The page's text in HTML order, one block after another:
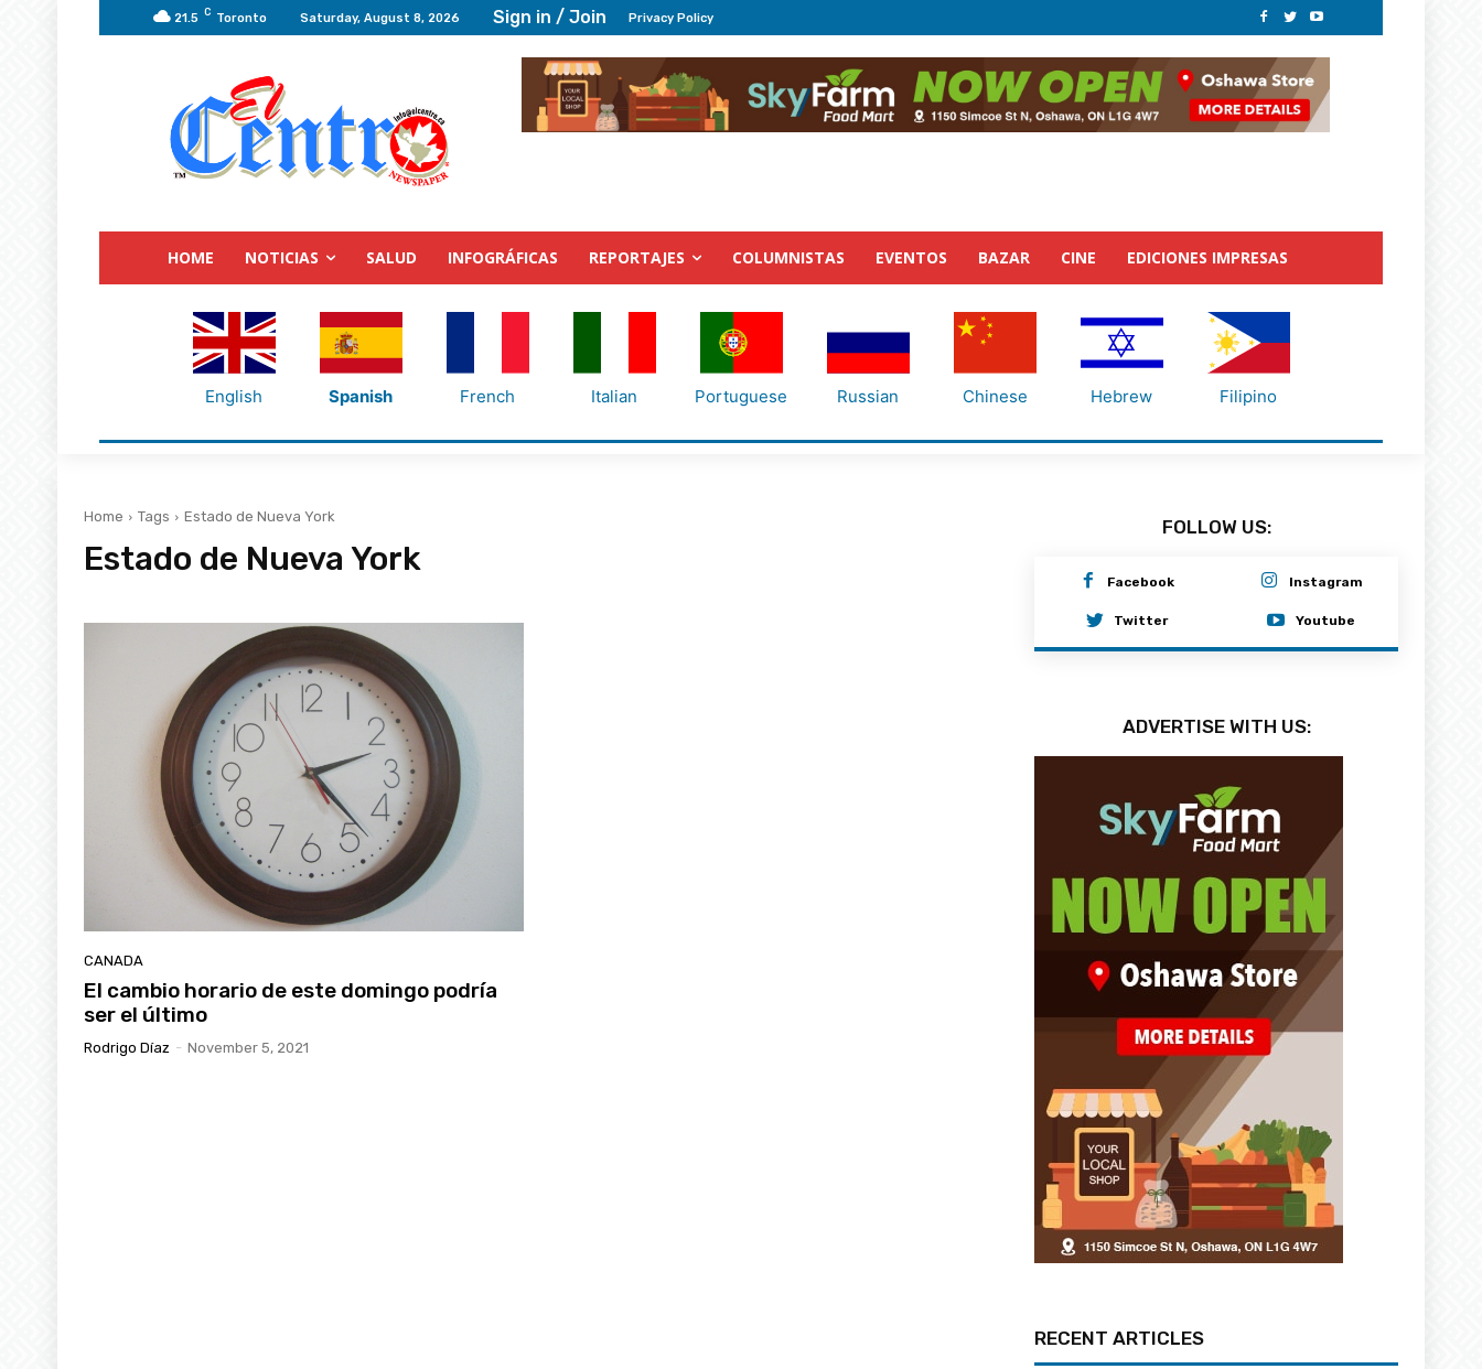
21.5 C Toronto Saturday, August 8, 2026 Sign in / Join Privacy Policy
HOME NOTICIAS SALUD INFOGRÁFICAS REPORTAJES COLUMNISTAS EVENTOS BAZAR CINE EDICIONES IMPRESAS
English Spanish French Italian Portuguese Russian Chinese Hebrew Filipino
Home Tags Estado de Nueva York
Estado de Nueva York
CANADA
El cambio horario de este domingo podría
ser el último
Rodrigo Díaz - November 5, 2021
FOLLOW US:
Facebook Instagram
Twitter Youtube
ADVERTISE WITH US:
RECENT ARTICLES